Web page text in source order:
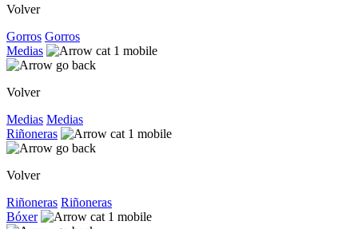
Volver
Gorros Gorros
Medias
Volver
Medias Medias
Riñoneras
Volver
Riñoneras Riñoneras
Bóxer